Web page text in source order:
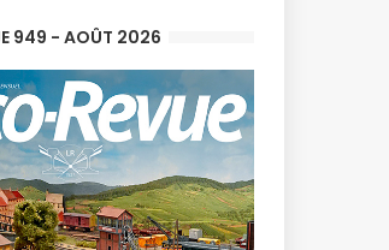
949 - AOÛT 2026